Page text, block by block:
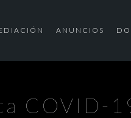
ANUNCIOS
COVID-